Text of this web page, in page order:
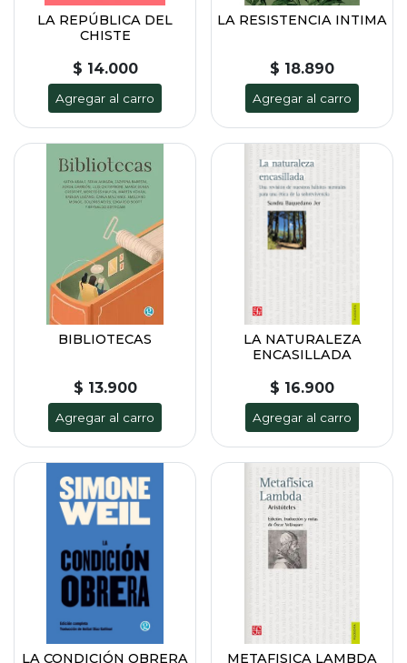
LA REPÚBLICA DEL
CHISTE
$ 14.000
Agregar al carro
LA RESISTENCIA INTIMA
$ 18.890
Agregar al carro
BIBLIOTECAS
$ 13.900
Agregar al carro
LA NATURALEZA
ENCASILLADA
$ 16.900
Agregar al carro
LA CONDICIÓN OBRERA METAFISICA LAMBDA